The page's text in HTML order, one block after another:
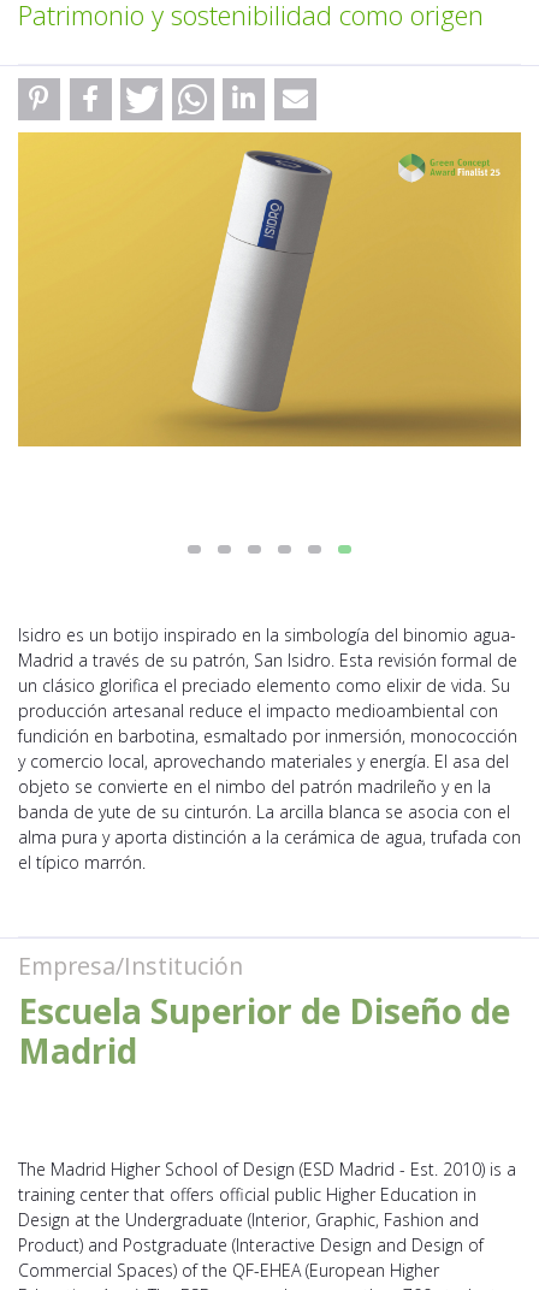
Patrimonio y sostenibilidad como origen
Isidro es un botijo inspirado en la simbología del binomio agua-
Madrid a través de su patrón, San Isidro. Esta revisión formal de
un clásico glorifica el preciado elemento como elixir de vida. Su
producción artesanal reduce el impacto medioambiental con
fundición en barbotina, esmaltado por inmersión, monococción
y comercio local, aprovechando materiales y energía. El asa del
objeto se convierte en el nimbo del patrón madrileño y en la
banda de yute de su cinturón. La arcilla blanca se asocia con el
alma pura y aporta distinción a la cerámica de agua, trufada con
el típico marrón.
Empresa/Institución
Escuela Superior de Diseño de
Madrid
The Madrid Higher School of Design (ESD Madrid - Est. 2010) is a
training center that offers official public Higher Education in
Design at the Undergraduate (Interior, Graphic, Fashion and
Product) and Postgraduate (Interactive Design and Design of
Commercial Spaces) of the QF-EHEA (European Higher